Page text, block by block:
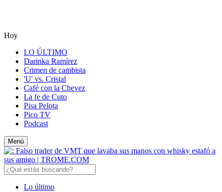
Hoy
LO ÚLTIMO
Darinka Ramírez
Crimen de cambista
'U' vs. Cristal
Café con la Chevez
La fe de Cuto
Pisa Pelota
Pico TV
Podcast
Menú
Lo último